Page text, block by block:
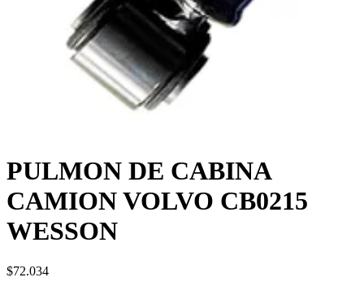
PULMON DE CABINA
CAMION VOLVO CB0215
WESSON
$72.034